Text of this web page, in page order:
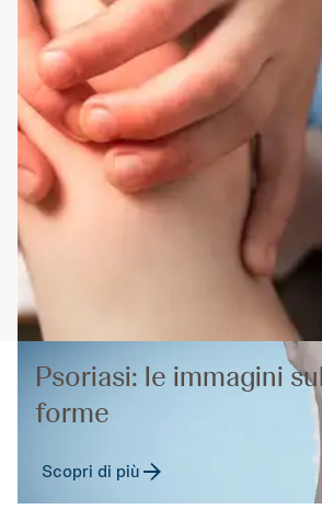
Psoriasi: le immagini
forme
Scopri di più